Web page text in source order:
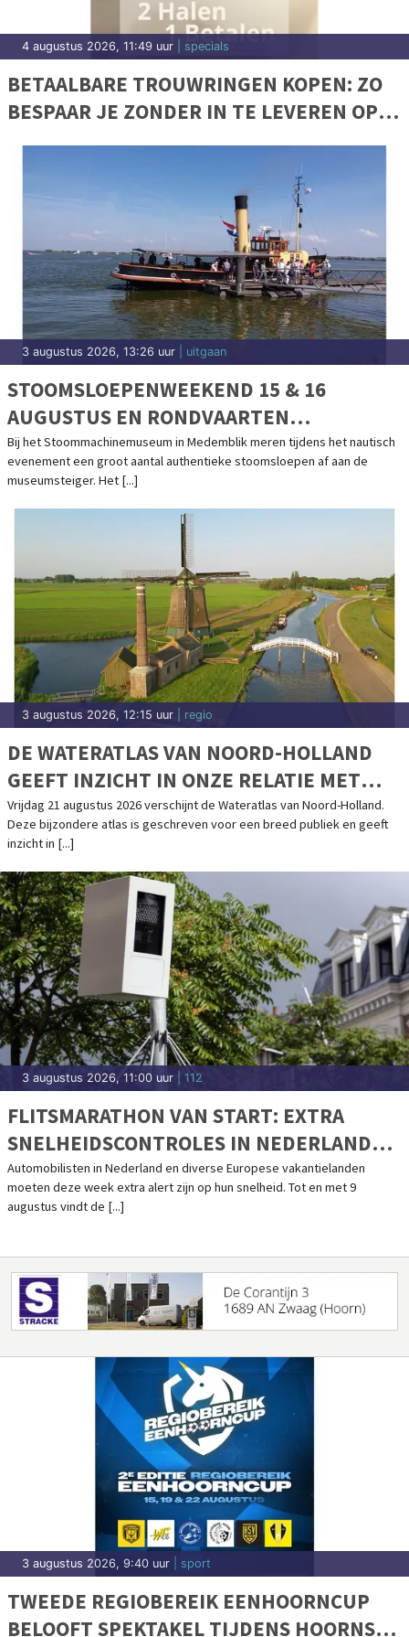
4 augustus 2026, 11:49 uur | specials
BETAALBARE TROUWRINGEN KOPEN: ZO
BESPAAR JE ZONDER IN TE LEVEREN OP
KWALITEIT
3 augustus 2026, 13:26 uur | uitgaan
STOOMSLOEPENWEEKEND 15 & 16
AUGUSTUS EN RONDVAARTEN
IJSSELMEER
Bij het Stoommachinemuseum in Medemblik meren tijdens het nautisch
evenement een groot aantal authentieke stoomsloepen af aan de
museumsteiger. Het [...]
3 augustus 2026, 12:15 uur | regio
DE WATERATLAS VAN NOORD-HOLLAND
GEEFT INZICHT IN ONZE RELATIE MET
WATER
Vrijdag 21 augustus 2026 verschijnt de Wateratlas van Noord-Holland.
Deze bijzondere atlas is geschreven voor een breed publiek en geeft
inzicht in [...]
3 augustus 2026, 11:00 uur | 112
FLITSMARATHON VAN START: EXTRA
SNELHEIDSCONTROLES IN NEDERLAND
EN POPULAIRE VAKANTIELANDEN
Automobilisten in Nederland en diverse Europese vakantielanden
moeten deze week extra alert zijn op hun snelheid. Tot en met 9
augustus vindt de [...]
3 augustus 2026, 9:40 uur | sport
TWEEDE REGIOBEREIK EENHOORNCUP
BELOOFT SPEKTAKEL TIJDENS HOORNSE